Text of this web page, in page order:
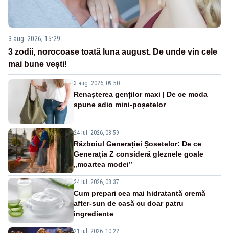
3 aug. 2026, 15:29
3 zodii, norocoase toată luna august. De unde vin cele
mai bune vești!
3 aug. 2026, 09:50
Renașterea genților maxi | De ce moda
spune adio mini-poșetelor
24 iul. 2026, 08:59
Războiul Generației Șosetelor: De ce
Generația Z consideră gleznele goale
„moartea modei”
24 iul. 2026, 08:37
Cum prepari cea mai hidratantă cremă
after-sun de casă cu doar patru
ingrediente
21 iul. 2026, 10:22